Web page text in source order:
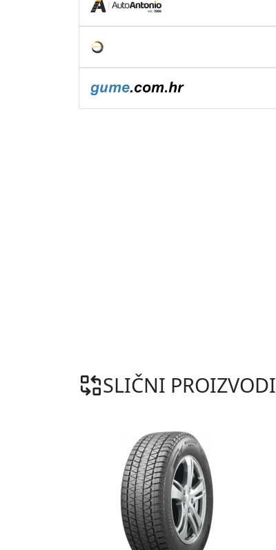
SLIČNI PROIZVODI